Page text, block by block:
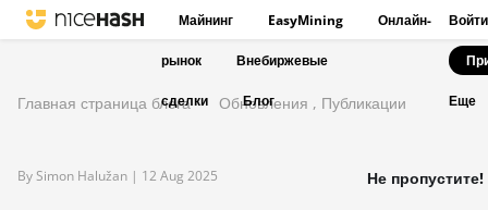
Майнинг EasyMining Онлайн-
рынок Внебиржевые
сделки Блог
Войти
Еще
Главная страница блога Обновления , Публикации
By Simon Halužan | 12 Aug 2025 Не пропустите!